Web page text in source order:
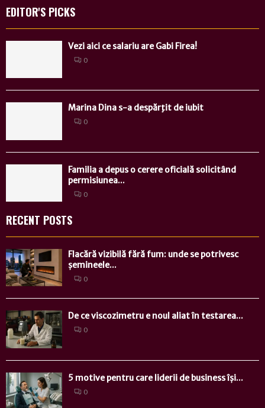
EDITOR'S PICKS
Vezi aici ce salariu are Gabi Firea!
0
Marina Dina s-a despărţit de iubit
0
Familia a depus o cerere oficială solicitând
permisiunea...
0
RECENT POSTS
Flacără vizibilă fără fum: unde se potrivesc
șemineele...
0
De ce viscozimetru e noul aliat în testarea...
0
5 motive pentru care liderii de business își...
0